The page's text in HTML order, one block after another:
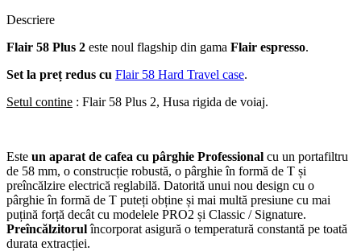
Descriere
Flair 58 Plus 2 este noul flagship din gama Flair espresso.
Set la preț redus cu Flair 58 Hard Travel case.
Setul contine : Flair 58 Plus 2, Husa rigida de voiaj.
Este un aparat de cafea cu pârghie Professional cu un portafiltru
de 58 mm, o construcție robustă, o pârghie în formă de T și
preîncălzire electrică reglabilă. Datorită unui nou design cu o
pârghie în formă de T puteți obține și mai multă presiune cu mai
puțină forță decât cu modelele PRO2 și Classic / Signature.
Preîncălzitorulîncorporat asigură o temperatură constantă pe toată
durata extracției.